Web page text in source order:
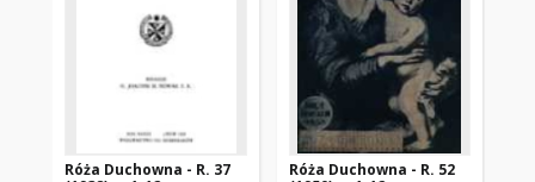
Róża Duchowna - R. 37
Róża Duchowna - R. 52